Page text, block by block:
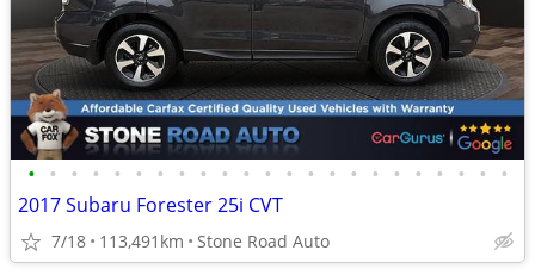
• • • • • • • • • • • • • • • • • • • • • • •
2017 Subaru Forester 25i CVT
7/18 113,491km Stone Road Auto